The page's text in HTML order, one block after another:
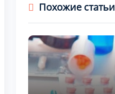
Похожие статьи